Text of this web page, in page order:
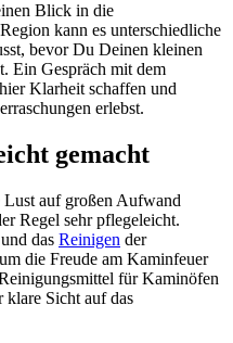
Blick in die
kann es unterschiedliche
bevor Du Deinen kleinen
Ein Gespräch mit dem
Klarheit schaffen und
erlebst.
gemacht
auf großen Aufwand
Regel sehr pflegeleicht.
das Reinigen der
die Freude am Kaminfeuer
für Kaminöfen
klare Sicht auf das